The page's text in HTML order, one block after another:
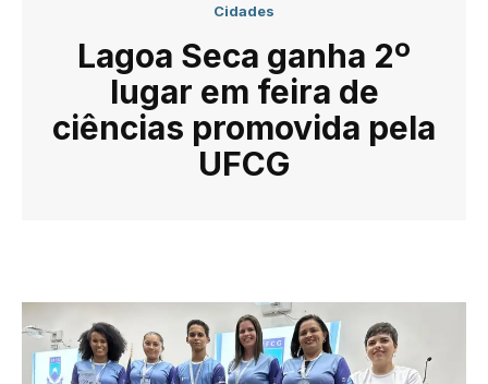
Cidades
Lagoa Seca ganha 2º
lugar em feira de
ciências promovida pela
UFCG